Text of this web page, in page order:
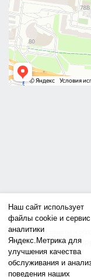
Политика защиты и
1991-2026 ООО
Наш сайт использует
файлы cookie и сервис
аналитики
Яндекс.Метрика для
улучшения качества
обслуживания и
поведения наших